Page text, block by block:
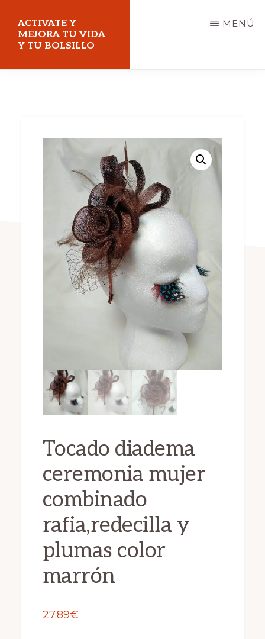
contenido
principal
ACTIVATE Y
MEJORA TU VIDA
Y TU BOLSILLO
MENÚ
Tocado diadema
ceremonia mujer
combinado
rafia,redecilla y
plumas color
marrón
27.89€